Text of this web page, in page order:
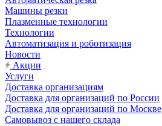
Машины резки
Плазменные технологии
Технологии
Автоматизация и роботизация
Новости
Акции
Услуги
Доставка организациям
Доставка для организаций по России
Доставка для организаций по Москве
Самовывоз с нашего склада